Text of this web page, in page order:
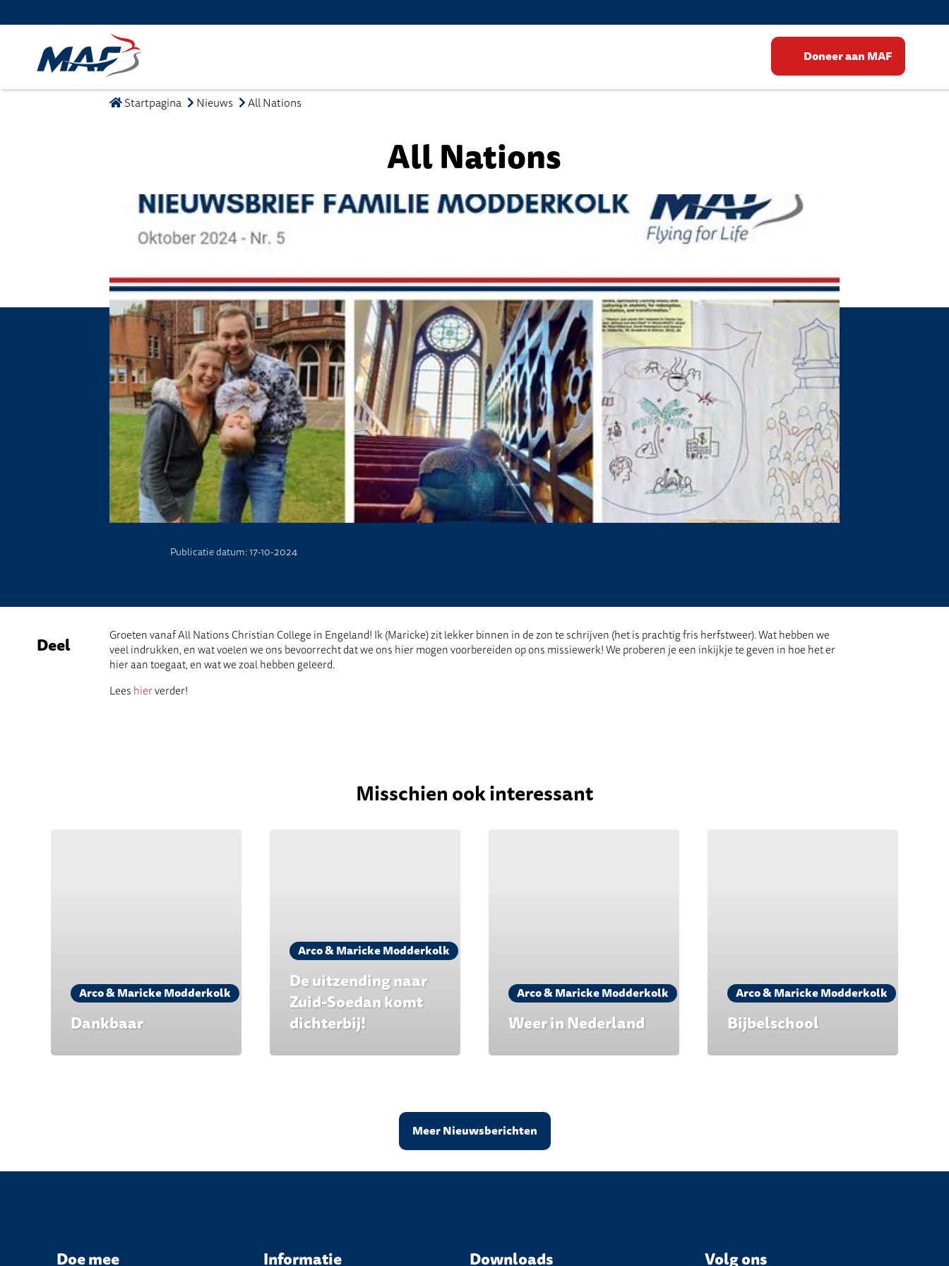
Doneer aan MAF
Startpagina Nieuws All Nations
All Nations
Publicatie datum: 17-10-2024
Deel
Groeten vanaf All Nations Christian College in Engeland! Ik (Maricke) zit lekker binnen in de zon te schrijven (het is prachtig fris herfstweer). Wat hebben we
veel indrukken, en wat voelen we ons bevoorrecht dat we ons hier mogen voorbereiden op ons missiewerk! We proberen je een inkijkje te geven in hoe het er
hier aan toegaat, en wat we zoal hebben geleerd.
Lees hierverder!
Misschien ook interessant
Arco & Maricke Modderkolk
Dankbaar
Arco & Maricke Modderkolk
De uitzending naar
Zuid-Soedan komt
dichterbij!
Arco & Maricke Modderkolk
Weer in Nederland
Arco & Maricke Modderkolk
Bijbelschool
Meer Nieuwsberichten
Doe mee Informatie Downloads Volg ons